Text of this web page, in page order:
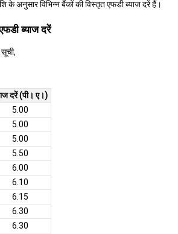
के अनुसार विभिन्न बैंकों की विस्तृत एफडी ब्याज दरें हैं।
ब्याज दरें
दरें (पी। ए।)
5.00
5.00
5.00
5.50
6.00
6.10
6.15
6.30
6.30